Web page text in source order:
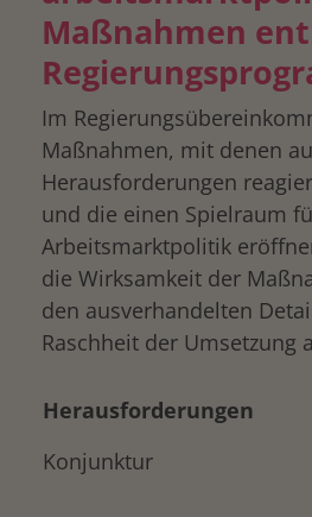
Maßnahmen
Im
Maßnahmen, mit denen
Herausforderungen
und die einen Spielraum
Arbeitsmarktpolitik
die Wirksamkeit der
den ausverhandelten
Raschheit der Umsetzung
Herausforderungen
Konjunktur